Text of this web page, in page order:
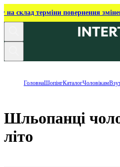
на склад терміни повернення
ГоловнаШопінгКаталогЧоловікам
Шльопанці
літо